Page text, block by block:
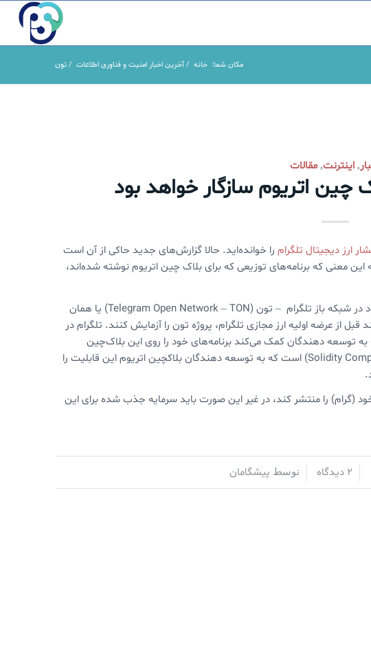
مکان شما: خانه / آخرین اخبار امنیت و فناوری اطلاعات / تون
, اینترنت,مقالات
چین اتریوم سازگار خواهد بود
ارز دیجیتال تلگرامرا خوانده‌اید. حالا گزارش‌های جدید حاکی از آن است
این معنی که برنامه‌های توزیعی که برای بلاک چین اتریوم نوشته شده‌اند،
طبق این گزارش، تلگرام کدهای مربوط به اجرای یک گره یا نود در شبکه باز تلگرام – تون (Telegram Open Network – TON) یا همان
قبل از عرضه اولیه ارز مجازی تلگرام، پروژه تون را آزمایش کنند. تلگرام در
به توسعه دهندگان کمک می‌کند برنامه‌های خود را روی این بلاک‌چین
پیاده‌سازی کنند. یکی از این ابزارها، کامپایلر سالیدیتی (Solidity Compiler) است که به توسعه دهندگان بلاکچین اتریوم این قابلیت را
چین خود (گرام)‌ را منتشر کند، در غیر این صورت باید سرمایه جذب شده برای این
2 دیدگاه
/ توسط پیشگامان